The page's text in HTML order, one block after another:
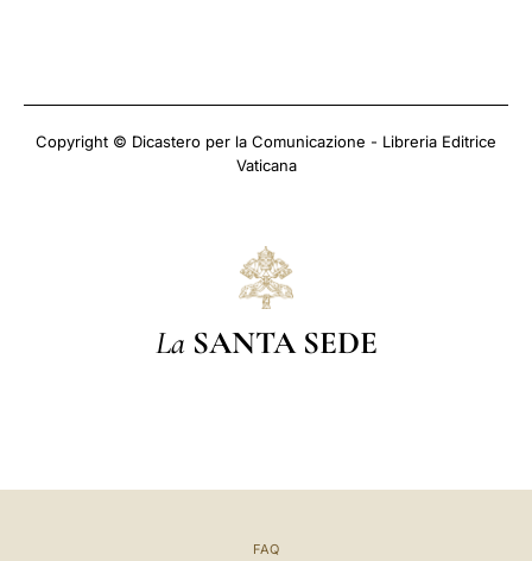
Copyright © Dicastero per la Comunicazione - Libreria Editrice
Vaticana
La SANTA SEDE
FAQ